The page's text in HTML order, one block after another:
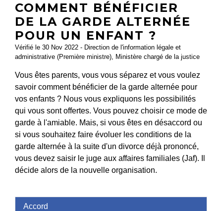
COMMENT BÉNÉFICIER
DE LA GARDE ALTERNÉE
POUR UN ENFANT ?
Vérifié le 30 Nov 2022 - Direction de l'information légale et
administrative (Première ministre), Ministère chargé de la justice
Vous êtes parents, vous vous séparez et vous voulez
savoir comment bénéficier de la garde alternée pour
vos enfants ? Nous vous expliquons les possibilités
qui vous sont offertes. Vous pouvez choisir ce mode de
garde à l'amiable. Mais, si vous êtes en désaccord ou
si vous souhaitez faire évoluer les conditions de la
garde alternée à la suite d'un divorce déjà prononcé,
vous devez saisir le juge aux affaires familiales (Jaf). Il
décide alors de la nouvelle organisation.
Accord